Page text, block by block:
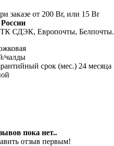
заказе от 200 Br, или 15 Br
СДЭК, Европочты, Белпочты.
чалды
срок (мес.) 24 месяца
пока нет..
отзыв первым!